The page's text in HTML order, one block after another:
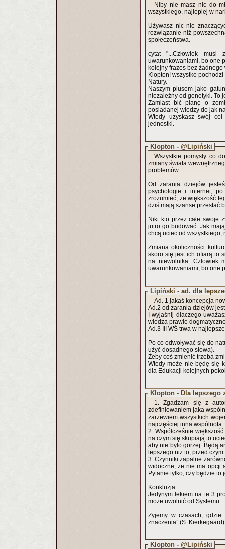
Niby nie masz nic do
wszystkiego, najlepiej w
Używasz nic nie
rozwiązanie niż
społeczeństwa.
cytat "...Człowiek musi
uwarunkowaniami, bo one
kolejny frazes bez
Klopton! wszystko
Natury.
Naszym plusem jako
niezależny od genetyki. To
Zamiast bić pianę o
posiadanej wiedzy do jak
Wtedy uzyskasz swój cel
jednostki.
Klopton - @Lipiński
Wszystkie pomysły co
zmiany świata
problemów.
Od zarania dziejów
psychologie i internet,
zrozumieć, że większość
dziś mają szanse przestać
Nikt kto przez całe swoje
jutro go budować. Jak
chcą uciec od wszystkiego,
Zmiana okoliczności
skoro się jest ich ofiarą to
na niewolnika. Człowiek
uwarunkowaniami, bo one
Lipiński - ad. dla
Ad. 1 jakaś koncepcja
Ad.2 od zarania
I wyjaśnij dlaczego
wiedza prawie
Ad.3 III WŚ trwa w
Po co odwoływać się do
użyć dosadnego słowa).
Żeby coś zmienić trzeba
Wtedy może nie będę się
dla Edukacji kolejnych
Klopton - Dla lepszego
1. Zgadzam się z
zdefiniowaniem jaka
zarzewiem wszystkich
najczęściej inna wspólnota.
2. Współcześnie
na czym się skupiają to ucieczka od życia. Nie robią tego co chcą z głębi serca a
aby nie było gorzej. Będą
lepszego niż to, przed czym
3. Czynniki zapalne
widoczne, że nie ma opcji
Pytanie tylko, czy będzie
Konkluzja:
Jedynym lekiem na te 3
może uwolnić od Systemu.
Żyjemy w czasach,
znaczenia” (S. Kierkegaard)
Klopton - @Lipiński